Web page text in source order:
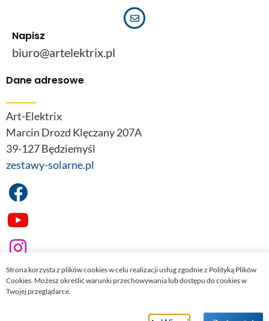
Napisz
biuro@artelektrix.pl
Dane adresowe
Art-Elektrix
Marcin Drozd Klęczany 207A
39-127 Będziemyśl
zestawy-solarne.pl
. Wszelkie prawa zastrzeżone.
Strona korzysta z plików cookies w celu realizacji usług zgodnie z Polityką Plików
Cookies. Możesz określić warunki przechowywania lub dostępu do cookies w
Twojej przeglądarce.